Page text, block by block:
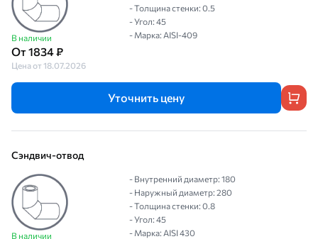
В наличии
От 1834 ₽
Цена от 18.07.2026
- Толщина стенки: 0.5
- Угол: 45
- Марка: AISI-409
Уточнить цену
Сэндвич-отвод
В наличии
- Внутренний диаметр: 180
- Наружный диаметр: 280
- Толщина стенки: 0.8
- Угол: 45
- Марка: AISI 430